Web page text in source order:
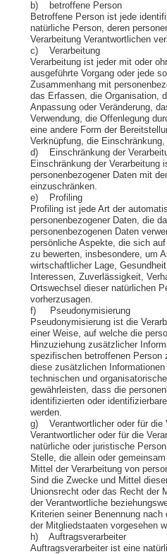
b) betroffene Person
Betroffene Person ist jede
natürliche Person, deren
Verarbeitung Verantwortlichen
c) Verarbeitung
Verarbeitung ist jeder mit oder
ausgeführte Vorgang oder jede
Zusammenhang mit
das Erfassen, die Organisation,
Anpassung oder Veränderung,
Verwendung, die Offenlegung
eine andere Form der
Verknüpfung, die
d) Einschränkung der
Einschränkung der Verarbeitung
personenbezogener Daten mit
einzuschränken.
e) Profiling
Profiling ist jede Art der
personenbezogener Daten, die
personenbezogenen Daten
persönliche Aspekte, die sich
zu bewerten, insbesondere, um
wirtschaftlicher Lage,
Interessen, Zuverlässigkeit,
Ortswechsel dieser natürlichen
vorherzusagen.
f) Pseudonymisierung
Pseudonymisierung ist die
einer Weise, auf welche die
Hinzuziehung zusätzlicher
spezifischen betroffenen Person
diese zusätzlichen
technischen und
gewährleisten, dass die
identifizierten oder
werden.
g) Verantwortlicher oder für die
Verantwortlicher oder für die
natürliche oder juristische
Stelle, die allein oder
Mittel der Verarbeitung von
Sind die Zwecke und Mittel
Unionsrecht oder das Recht der
der Verantwortliche
Kriterien seiner Benennung
der Mitgliedstaaten vorgesehen
h) Auftragsverarbeiter
Auftragsverarbeiter ist eine